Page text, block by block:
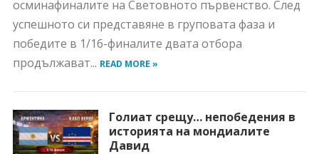
осминафиналите на Световното първенство. След
успешното си представяне в груповата фаза и
победите в 1/16-финалите двата отбора
продължават... READ MORE »
Голиат срещу… непобедения в
историята на мондиалите
Давид